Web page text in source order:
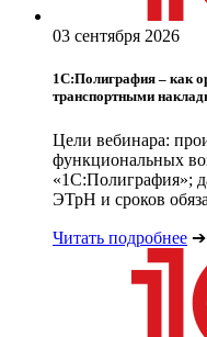
03 сентября 2026
1С:Полиграфия – как
транспортными
Цели вебинара:
функциональных
«1С:Полиграфия»;
ЭТрН и сроков
Читать подробнее ➔